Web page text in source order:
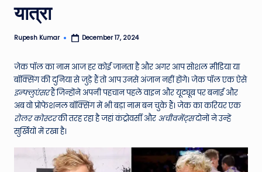
यात्रा
Posted
Rupesh Kumar December 17, 2024
जेक पॉल का नाम आज हर कोई जानता है और अगर आप सोशल मीडिया या
बॉक्सिंग की दुनिया से जुड़े हैं तो आप उनसे अंजान नहीं होंगे। जेक पॉल एक ऐसे
इन्फ्लुएंसरहैं जिन्होंने अपनी पहचान पहले वाइन और यूट्यूब पर बनाई और
अब वो प्रोफेशनल बॉक्सिंग में भी बड़ा नाम बन चुके हैं। जेक का करियर एक
रोलर कोस्टरकी तरह रहा है जहां कंट्रोवर्सी और अचीवमेंट्सदोनों ने उन्हें
सुर्खियों में रखा है।